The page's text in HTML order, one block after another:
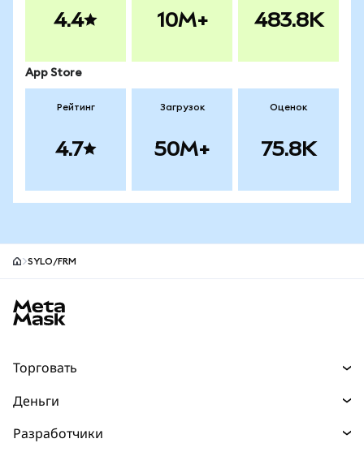
4.4 10M+ 483.8K
App Store
Рейтинг
4.7
Загрузок
50M+
Оценок
75.8K
SYLO/FRM
Торговать
Прогнозы
Деньги
Разработчики